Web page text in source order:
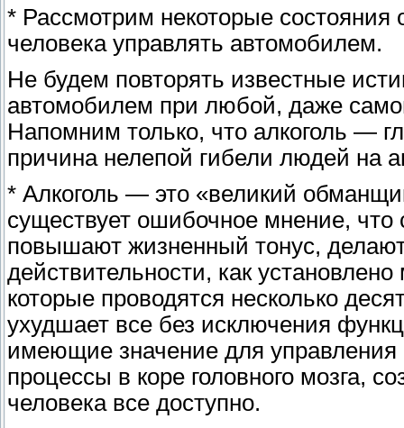
* Рассмотрим некоторые
человека управлять автомобилем.
Не будем повторять известные
автомобилем при любой, даже
Напомним только, что алкоголь —
причина нелепой гибели людей на
* Алкоголь — это «великий
существует ошибочное мнение,
повышают жизненный тонус,
действительности, как
которые проводятся несколько
ухудшает все без исключения
имеющие значение для
процессы в коре головного мозга,
человека все доступно.